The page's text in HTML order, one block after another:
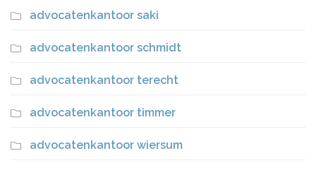
advocatenkantoor saki
advocatenkantoor schmidt
advocatenkantoor terecht
advocatenkantoor timmer
advocatenkantoor wiersum